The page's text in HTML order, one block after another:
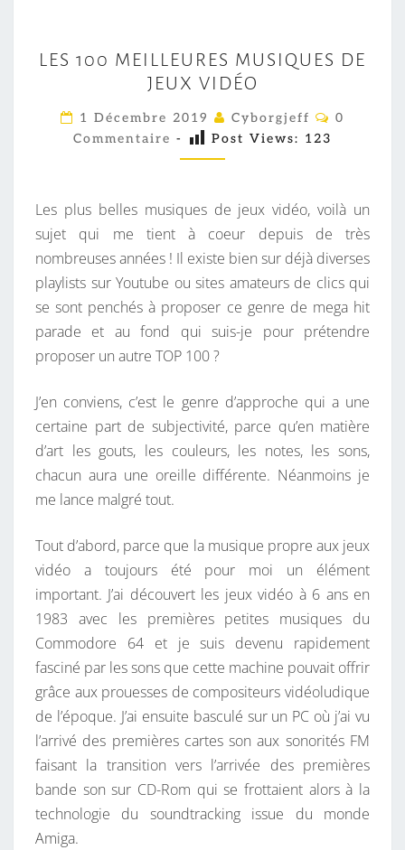
E
S
1
0
0
E
L
L
E
U
R
S
M
U
S
U
E
S
D
E
J
E
U
X
V
I
D
LES 100 MEILLEURES MUSIQUES DE
JEUX VIDÉO
1 Décembre 2019 Cyborgjeff
C
T
A
I
R
E
0
Commentaire - Post Views: 123
Les plus belles musiques de jeux vidéo, voilà un
sujet qui me tient à coeur depuis de très
nombreuses années ! Il existe bien sur déjà diverses
playlists sur Youtube ou sites amateurs de clics qui
se sont penchés à proposer ce genre de mega hit
parade et au fond qui suis-je pour prétendre
proposer un autre TOP 100 ?
J’en conviens, c’est le genre d’approche qui a une
certaine part de subjectivité, parce qu’en matière
d’art les gouts, les couleurs, les notes, les sons,
chacun aura une oreille différente. Néanmoins je
me lance malgré tout.
Tout d’abord, parce que la musique propre aux jeux
vidéo a toujours été pour moi un élément
important. J’ai découvert les jeux vidéo à 6 ans en
1983 avec les premières petites musiques du
Commodore 64 et je suis devenu rapidement
fasciné par les sons que cette machine pouvait offrir
grâce aux prouesses de compositeurs vidéoludique
de l’époque. J’ai ensuite basculé sur un PC où j’ai vu
l’arrivé des premières cartes son aux sonorités FM
faisant la transition vers l’arrivée des premières
bande son sur CD-Rom qui se frottaient alors à la
technologie du soundtracking issue du monde
Amiga.